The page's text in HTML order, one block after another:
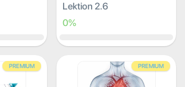
Lektion 2.6
0%
PREMIUM PREMIUM